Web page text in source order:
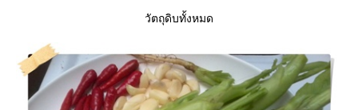
วัตถุดิบทั้งหมด